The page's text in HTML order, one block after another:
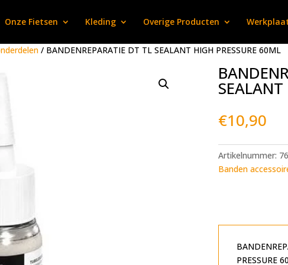
Onze Fietsen Kleding Overige Producten
/ BANDENREPARATIE DT TL SEALANT HIGH PRESSURE 60ML
€10,90
Artikelnummer:
Banden
PRESSURE